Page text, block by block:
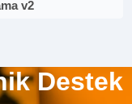
v2
Destek